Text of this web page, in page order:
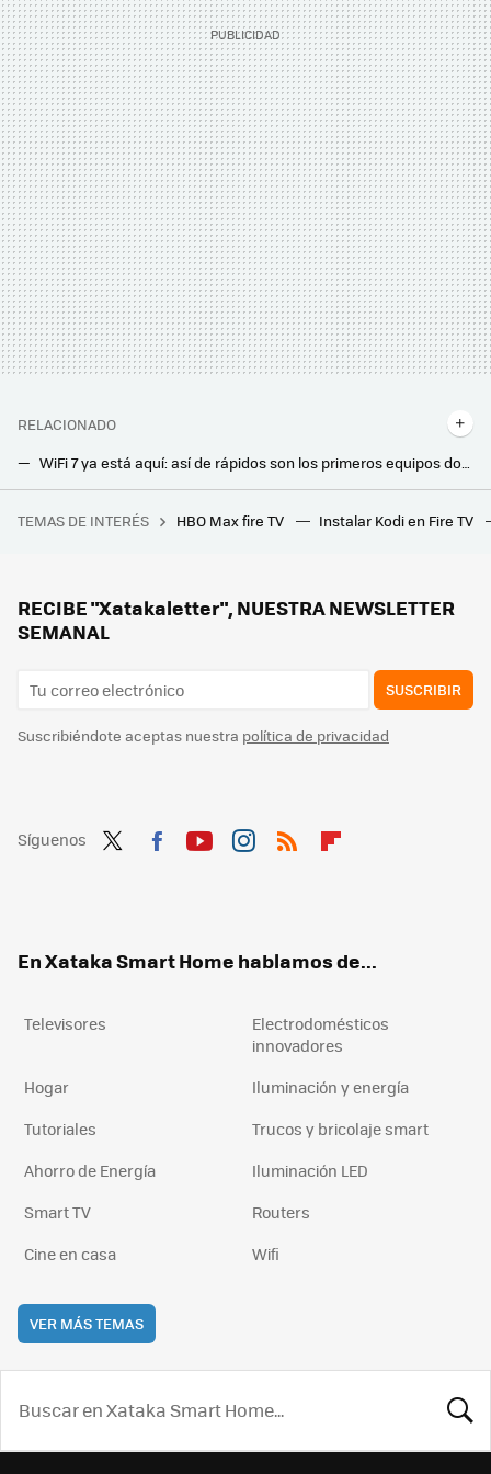
RELACIONADO
Digi estrena nuevo router para sus clientes de fibra. Renueva el soporte para WiFi 6 y es compatible con redes Mesh
28 autoras para informarse y reflexionar sobre videojuegos
TEMAS DE INTERÉS HBO Max fire TV Instalar Kodi en Fire TV
RECIBE "Xatakaletter", NUESTRA NEWSLETTER
SEMANAL
SUSCRIBIR
Suscribiéndote aceptas nuestra política de privacidad
Síguenos
En Xataka Smart Home hablamos de...
Televisores
Electrodomésticos
innovadores
Hogar
Iluminación y energía
Tutoriales
Trucos y bricolaje smart
Ahorro de Energía
Iluminación LED
Smart TV
Routers
Cine en casa
Wifi
VER MÁS TEMAS